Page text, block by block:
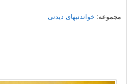
مجموعه: خواندنیهای دیدنی